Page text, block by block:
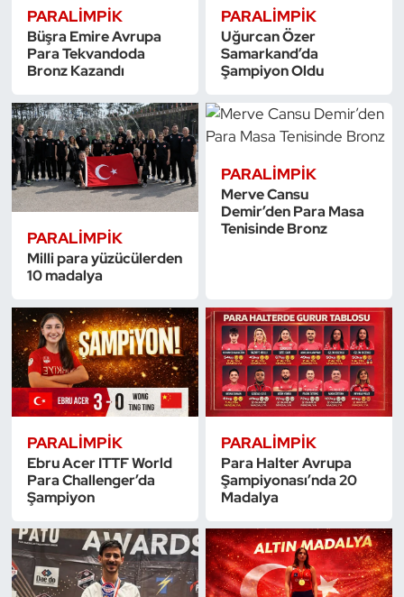
PARALIMPIK
Büşra Emire Avrupa
Para Tekvandoda
Bronz Kazandı
PARALIMPIK
Uğurcan Özer
Samarkand’da
Şampiyon Oldu
PARALIMPIK
Milli para yüzücülerden
10 madalya
PARALIMPIK
Merve Cansu
Demir’den Para Masa
Tenisinde Bronz
PARALIMPIK
Ebru Acer ITTF World
Para Challenger’da
Şampiyon
PARALIMPIK
Para Halter Avrupa
Şampiyonası’nda 20
Madalya
Motor Sporları
Muay Thai
Okçuluk
Optimist
Özel Sporcular
Paralimpik
Ragbi
Satranç
Su Topu
Sualtı Sporları
Tekvando
Tenis